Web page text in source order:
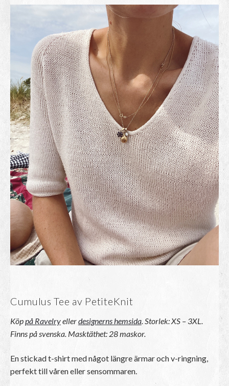
Cumulus Tee av PetiteKnit
Köppå Ravelryellerdesignerns hemsida. Storlek: XS – 3XL.
Finns på svenska. Masktäthet: 28 maskor.
En stickad t-shirt med något längre ärmar och v-ringning,
perfekt till våren eller sensommaren.